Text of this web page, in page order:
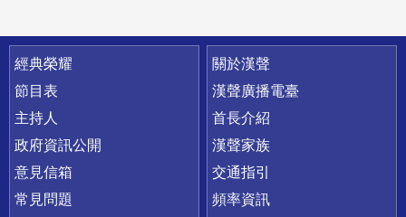
快速連結
經典榮耀
節目表
主持人
政府資訊公開
意見信箱
常見問題
關於漢聲
漢聲廣播電臺
首長介紹
漢聲家族
交通指引
頻率資訊